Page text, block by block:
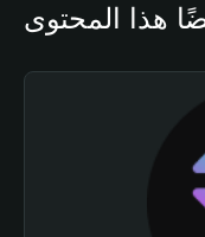
هذا المحتوى